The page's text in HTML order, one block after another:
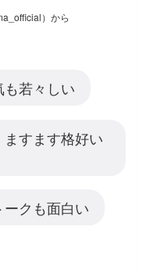
）から
若々しい
すます格好い
クも面白い